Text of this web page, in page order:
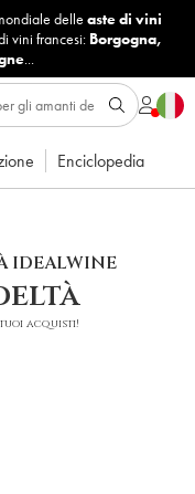
delle aste di vini
vini francesi: Borgogna,
...
Enciclopedia
IDEALWINE
acquisti!